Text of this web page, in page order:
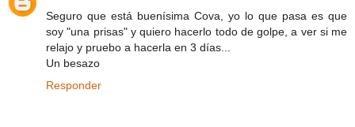
Seguro que está buenísima Cova, yo lo que pasa es que
soy "una prisas" y quiero hacerlo todo de golpe, a ver si me
relajo y pruebo a hacerla en 3 días...
Un besazo
Responder